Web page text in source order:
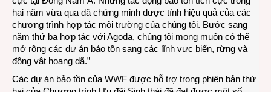
hai năm vừa qua đã chứng minh được tính hiệu quả của các
chương trình hợp tác môi trường của chúng tôi. Bước sang
năm thứ ba hợp tác với Agoda, chúng tôi mong muốn có thể
mở rộng các dự án bảo tồn sang các lĩnh vực biển, rừng và
động vật hoang dã.”
Các dự án bảo tồn của WWF được hỗ trợ trong phiên bản thứ